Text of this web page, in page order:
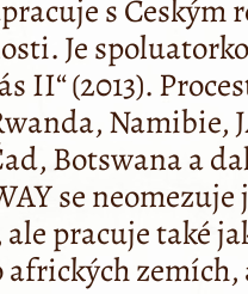
s Českým
Je
II“ (2013).
Namibie,
Botswana a
se
pracuje také